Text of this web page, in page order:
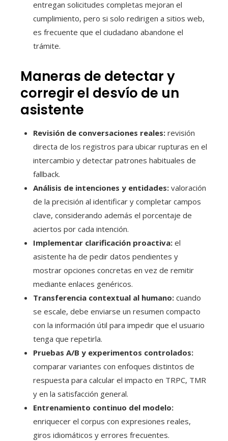
entregan solicitudes completas mejoran el
cumplimiento, pero si solo redirigen a sitios web,
es frecuente que el ciudadano abandone el
trámite.
Maneras de detectar y
corregir el desvío de un
asistente
Revisión de conversaciones reales: revisión
directa de los registros para ubicar rupturas en el
intercambio y detectar patrones habituales de
fallback.
Análisis de intenciones y entidades: valoración
de la precisión al identificar y completar campos
clave, considerando además el porcentaje de
aciertos por cada intención.
Implementar clarificación proactiva: el
asistente ha de pedir datos pendientes y
mostrar opciones concretas en vez de remitir
mediante enlaces genéricos.
Transferencia contextual al humano: cuando
se escale, debe enviarse un resumen compacto
con la información útil para impedir que el usuario
tenga que repetirla.
Pruebas A/B y experimentos controlados:
comparar variantes con enfoques distintos de
respuesta para calcular el impacto en TRPC, TMR
y en la satisfacción general.
Entrenamiento continuo del modelo:
enriquecer el corpus con expresiones reales,
giros idiomáticos y errores frecuentes.